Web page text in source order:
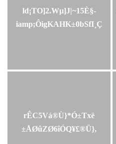
ld¡TO]2.Wµ]J|~15È§-
iamp;ÔigKAHK±0bSfI¸Ç
rÊC5Vá®Ù}*Ó±Txë­
±ÅØûZØ6îÓQ¥£®Ü},